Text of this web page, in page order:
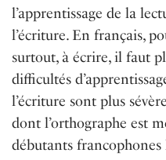
l’apprentissage de la
l’écriture. En français,
surtout, à écrire, il faut
difficultés
l’écriture sont plus
dont l’orthographe est
débutants